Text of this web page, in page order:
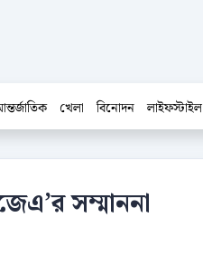
খেলা বিনোদন লাইফস্টাইল
সম্মাননা